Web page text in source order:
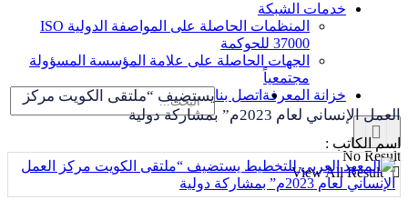
خدمات الشبكة
المنظمات الحاصلة على المواصفة الدولية ISO
37000 للحوكمة
الجهات الحاصلة على علامة المؤسسة المسؤولة
مجتمعياً
خزانة المعرفة اتصل بنا
No Result
View All Result
يستضيف “ملتقى الكويت مركز
العمل الإنساني لعام 2023م” بمشاركة دولية
اسم الكاتب :